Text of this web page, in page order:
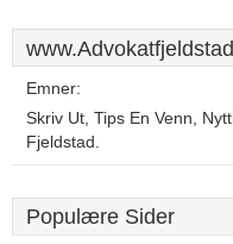
Emner:
Skriv Ut, Tips En Venn,
Fjeldstad.
Populære Sider